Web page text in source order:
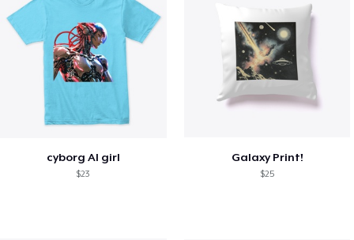
cyborg AI girl
$23
Galaxy Print!
$25